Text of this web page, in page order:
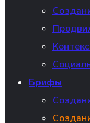
Брифы